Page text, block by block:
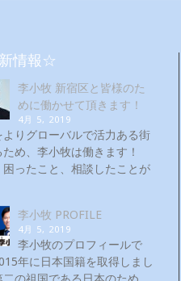
情報☆
李小牧 新宿区と皆様のた
めに働かせて頂きます！
4月 5, 2019
よりグローバルで活力ある街
ため、李小牧は働きます！
困ったこと、相談したことが
李小牧 PROFILE
4月 5, 2019
李小牧のプロフィールで
年に日本国籍を取得しまし